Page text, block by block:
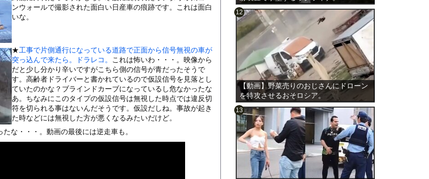
ない
ホールが爆発しふた吹き飛ぶ
ｗｗｗｗｗｗｗｗｗｗw
たけど出てこないの！！
しようとした男の悲劇（ノ∇`）
ています。 RSS設定 更新順130件まで。それ以降の古いものは表
ンウォールで撮影された面白い日産車の痕跡です。これは面白
いな。
★工事で片側通行になっている道路で正面から信号無視の車が
突っ込んで来たら。ドラレコ。
これは怖いわ・・・。映像から
だと少し分かり辛いですがこちら側の信号が青だったそうで
す。高齢者ドライバーと書かれているので仮設信号を見落とし
ていたのかな？ブラインドカーブになっているし危なかったな
あ。ちなみにこのタイプの仮設信号は無視した時点では違反切
符を切られる事はないんだそうです。仮設だしね。事故が起き
た時などには無視した方が悪くなるみたいだけど。
な・・・。動画の最後には逆走車も。
【動画】野菜売りのおじさんにドローン
を特攻させるおそロシア。